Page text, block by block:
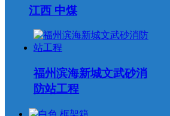
江西 中煤
福州滨海新城文武砂消
防站工程